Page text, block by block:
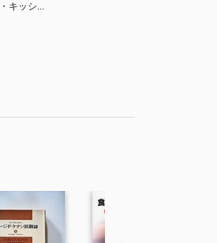
キッシ...